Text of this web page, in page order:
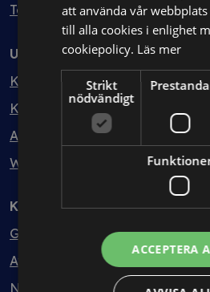
Testa kostnadsfritt
Utbildning
Kurser
Kurspaket
Abonnemang
Webbinarium
Kunskapsbank
Guider
Avtalsmallar
Nyheter
att använda vår
till alla cookies i enlighet
cookiepolicy. Läs mer
Strikt
nödvändigt
Prestanda
ACCEPTERA